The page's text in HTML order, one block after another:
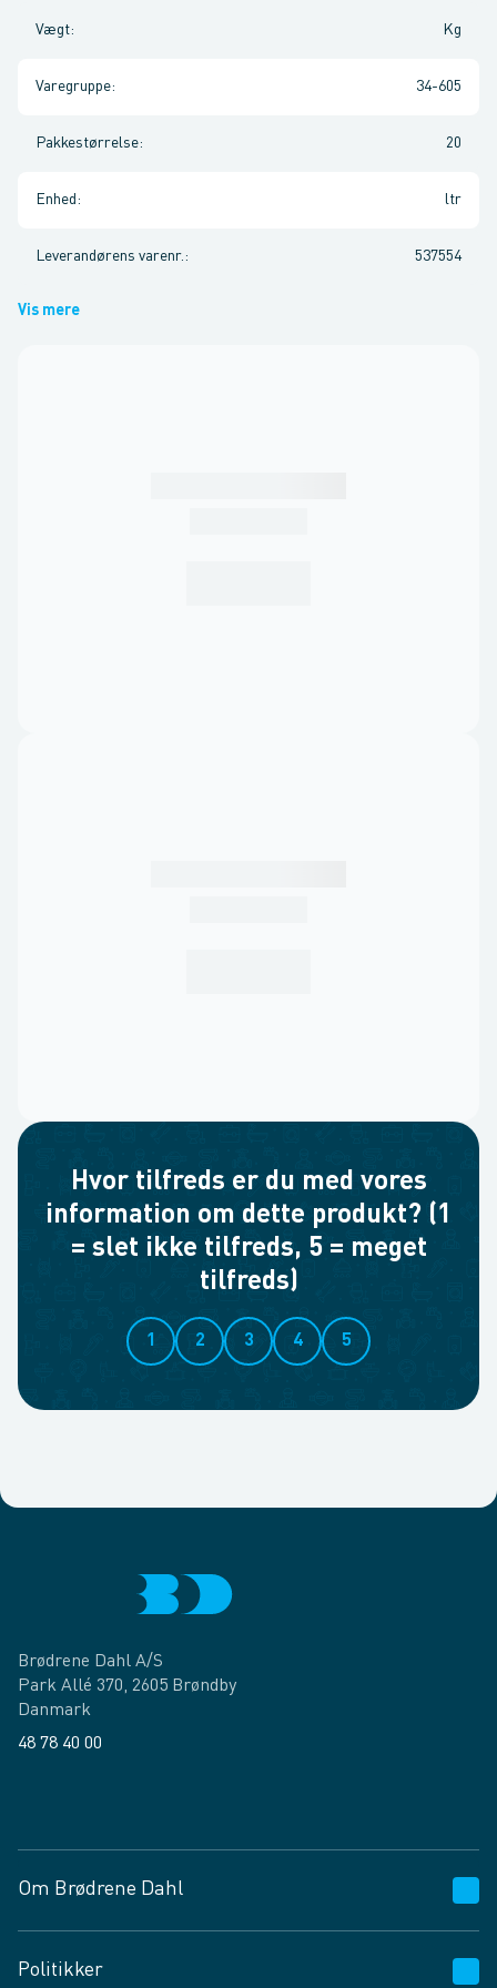
Vægt: Kg
Varegruppe: 34-605
Pakkestørrelse: 20
Enhed : ltr
Leverandørens varenr. : 537554
Vis mere
Hvor tilfreds er du med vores
information om dette produkt? (1
= slet ikke tilfreds, 5 = meget
tilfreds)
1 2 3 4 5
Brødrene Dahl A/S
Park Allé 370, 2605 Brøndby
Danmark
48 78 40 00
Om Brødrene Dahl
Vagttelefon 30 10 89 89
Politikker